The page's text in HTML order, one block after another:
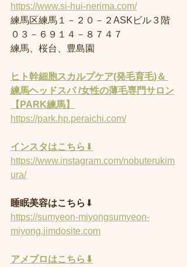
https://www.si-hui-nerima.com/
練馬区練馬１－２０－２ASKビル３階
０３－６９１４－８７４７
練馬、桜台、豊島園
ヒト幹細胞スカルプケア(発毛育毛)＆
練馬ヘッドスパ /女性の薄毛専門サロン
【PARK練馬】
https://park.hp.peraichi.com/
インスタはこちら ⬇︎
https://www.instagram.com/nobuterukim
ura/
睡眠美容はこちら ⬇︎
https://sumyeon-miyongsumyeon-
miyong.jimdosite.com
アメブロはこちら⬇︎